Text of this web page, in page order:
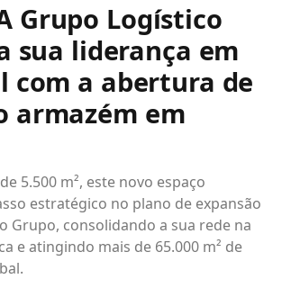
Grupo Logístico
sua liderança em
com a abertura de
armazém em
5.500 m², este novo espaço
estratégico no plano de expansão
Grupo, consolidando a sua rede na
e atingindo mais de 65.000 m² de